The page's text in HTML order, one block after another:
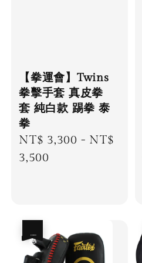
【拳運會】Twins
拳擊手套 真皮拳
套 純白款 踢拳 泰
拳
Regular
price
NT$ 3,300 - NT$
3,500